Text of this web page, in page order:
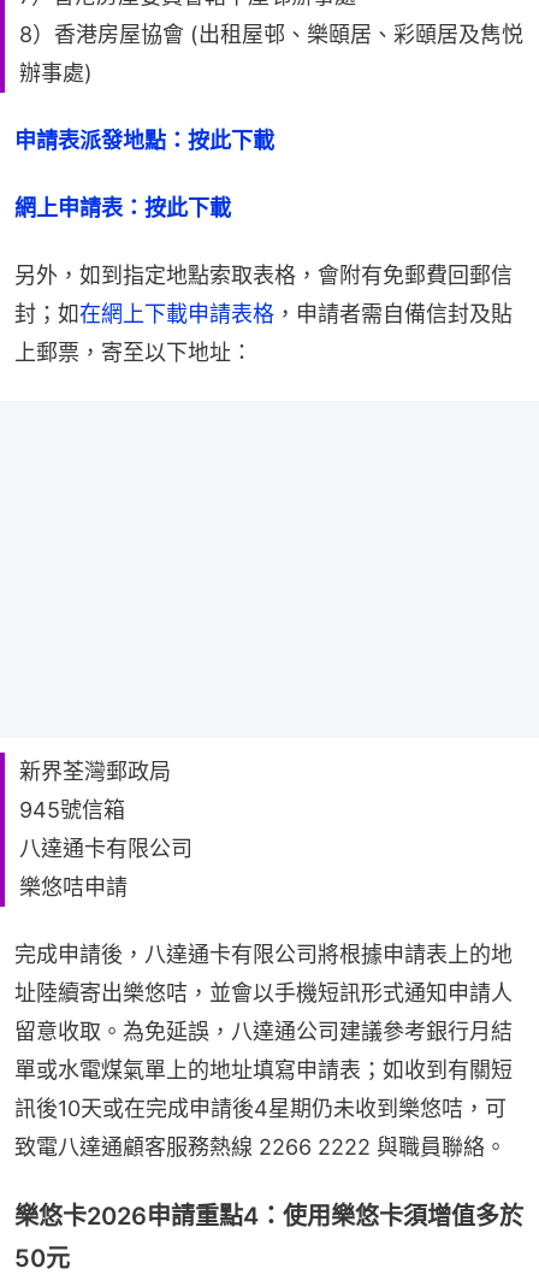
8）香港房屋協會 (出租屋邨、樂頤居、彩頤居及雋悦
辦事處)
申請表派發地點：按此下載
網上申請表：按此下載
另外，如到指定地點索取表格，會附有免郵費回郵信
封；如在網上下載申請表格 ，申請者需自備信封及貼
上郵票，寄至以下地址：
新界荃灣郵政局
945號信箱
八達通卡有限公司
樂悠咭申請
完成申請後，八達通卡有限公司將根據申請表上的地
址陸續寄出樂悠咭，並會以手機短訊形式通知申請人
留意收取。為免延誤，八達通公司建議參考銀行月結
單或水電煤氣單上的地址填寫申請表；如收到有關短
訊後10天或在完成申請後4星期仍未收到樂悠咭，可
致電八達通顧客服務熱線 2266 2222 與職員聯絡。
樂悠卡2026申請重點4：使用樂悠卡須增值多於
50元